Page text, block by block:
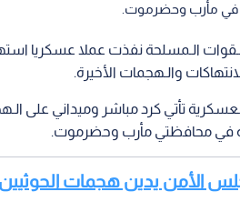
في مأرب وحضرموت.
الـمسلحة نفذت عملا عسكريا
والـهجمات الأخيرة.
تأتي كرد مباشر وميداني على
في محافظتي مأرب وحضرموت.
الأمن يدين هجمات الحوثيين